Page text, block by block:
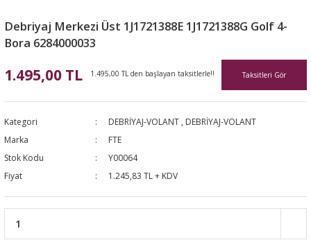
Debriyaj Merkezi Üst 1J1721388E 1J1721388G Golf 4-
Bora 6284000033
1.495,00 TL 1.495,00 TL den başlayan taksitlerle!! Taksitleri Gör
Kategori DEBRİYAJ-VOLANT , DEBRİYAJ-VOLANT
Marka
FTE
Stok Kodu
Y00064
Fiyat
1.245,83 TL + KDV